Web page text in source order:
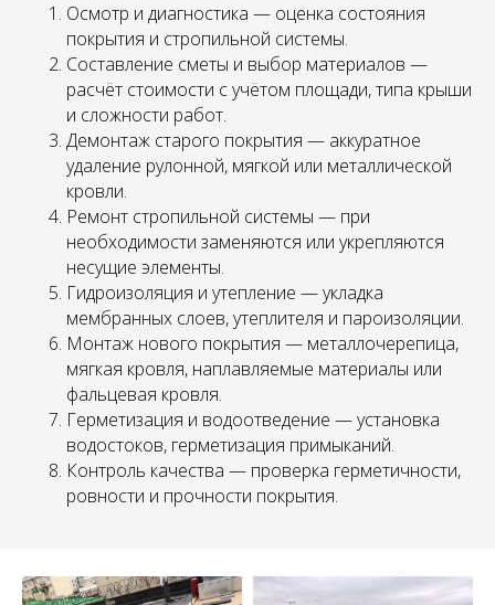
Осмотр и диагностика — оценка состояния
покрытия и стропильной системы.
Составление сметы и выбор материалов —
расчёт стоимости с учётом площади, типа крыши
и сложности работ.
Демонтаж старого покрытия — аккуратное
удаление рулонной, мягкой или металлической
кровли.
Ремонт стропильной системы — при
необходимости заменяются или укрепляются
несущие элементы.
Гидроизоляция и утепление — укладка
мембранных слоев, утеплителя и пароизоляции.
Монтаж нового покрытия — металлочерепица,
мягкая кровля, наплавляемые материалы или
фальцевая кровля.
Герметизация и водоотведение — установка
водостоков, герметизация примыканий.
Контроль качества — проверка герметичности,
ровности и прочности покрытия.